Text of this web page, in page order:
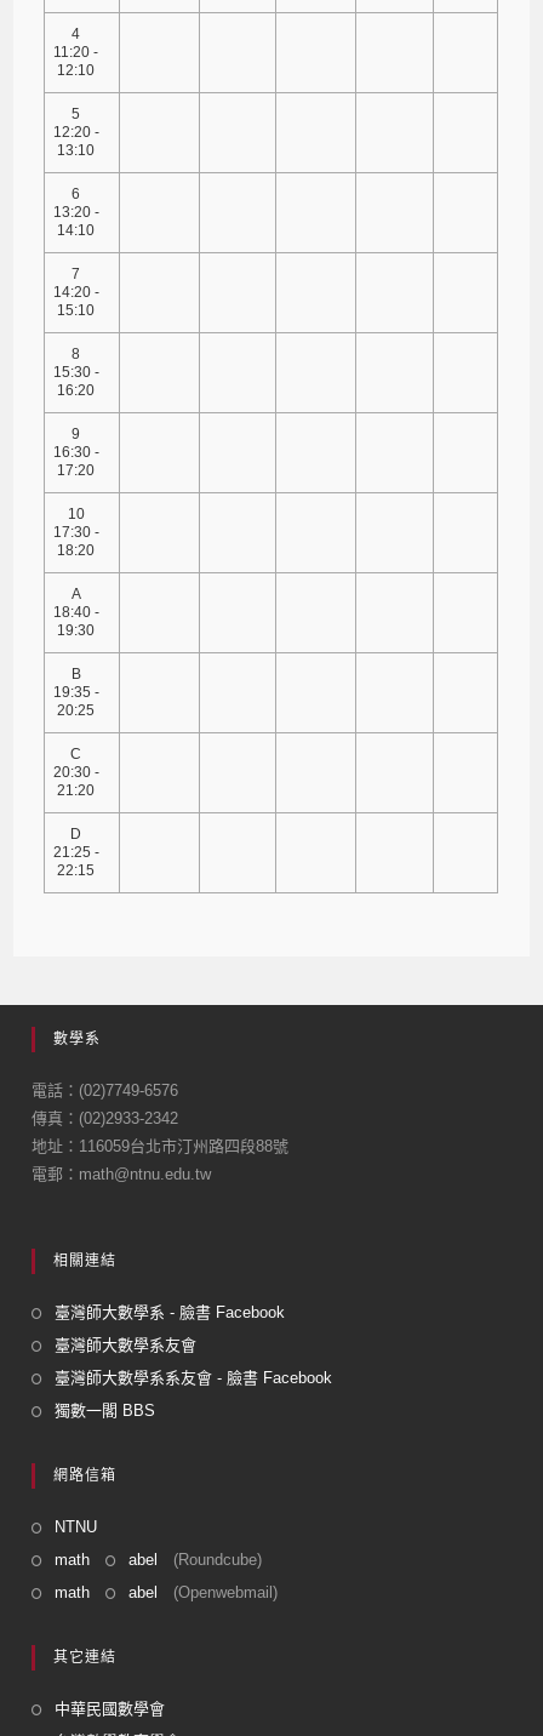
4
11:20 -
12:10
5
12:20 -
13:10
6
13:20 -
14:10
7
14:20 -
15:10
8
15:30 -
16:20
9
16:30 -
17:20
10
17:30 -
18:20
A
18:40 -
19:30
B
19:35 -
20:25
C
20:30 -
21:20
D
21:25 -
22:15
數學系
電話：(02)7749-6576
傳真：(02)2933-2342
地址：116059台北市汀州路四段88號
電郵：math@ntnu.edu.tw
相關連結
臺灣師大數學系 - 臉書 Facebook
臺灣師大數學系友會
臺灣師大數學系系友會 - 臉書 Facebook
獨數一閣 BBS
網路信箱
NTNU
math
abel
(Roundcube)
math
abel (Openwebmail)
其它連結
中華民國數學會